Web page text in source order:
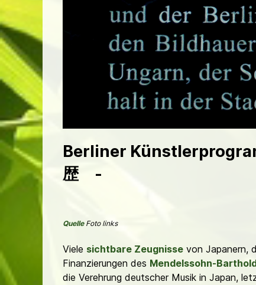
Berliner
歴 -
QuelleFoto links
Viele sichtbare Zeugnisse von Japanern,
Finanzierungen des Mendelssohn-
die Verehrung deutscher Musik in Japan,